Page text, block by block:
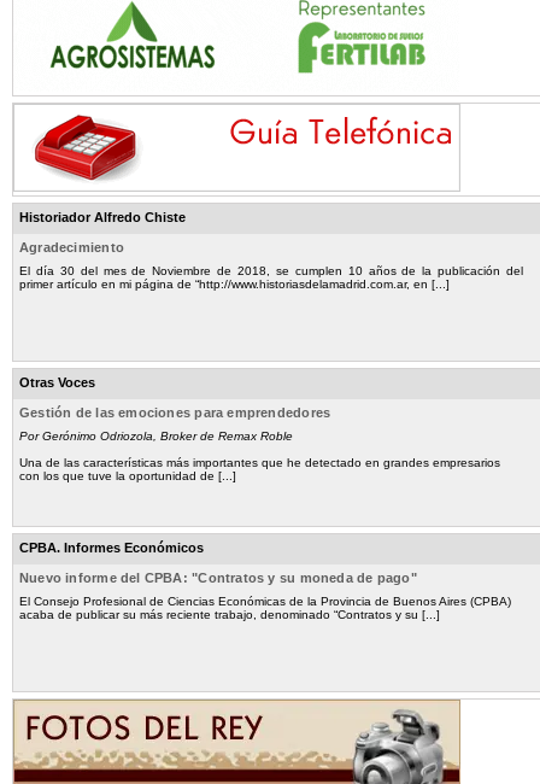
Historiador Alfredo Chiste
Agradecimiento
El día 30 del mes de Noviembre de 2018, se cumplen 10 años de la publicación del
primer artículo en mi página de “http://www.historiasdelamadrid.com.ar, en [...]
Otras Voces
Gestión de las emociones para emprendedores
Por Gerónimo Odriozola, Broker de Remax Roble
Una de las características más importantes que he detectado en grandes empresarios
con los que tuve la oportunidad de [...]
CPBA. Informes Económicos
Nuevo informe del CPBA: "Contratos y su moneda de pago"
El Consejo Profesional de Ciencias Económicas de la Provincia de Buenos Aires (CPBA)
acaba de publicar su más reciente trabajo, denominado “Contratos y su [...]